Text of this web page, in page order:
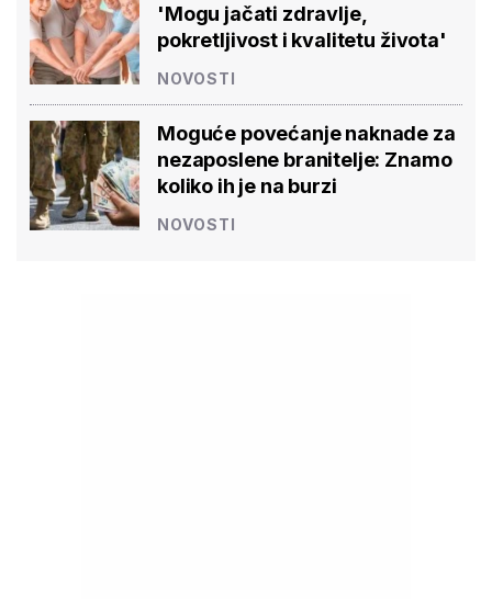
'Mogu jačati zdravlje,
pokretljivost i kvalitetu života'
NOVOSTI
Moguće povećanje naknade za
nezaposlene branitelje: Znamo
koliko ih je na burzi
NOVOSTI